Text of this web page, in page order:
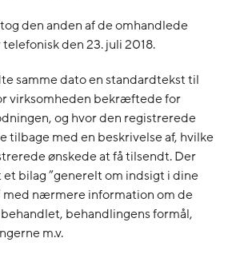
den anden af de omhandlede
den 23. juli 2018.
samme dato en standardtekst til
virksomheden bekræftede for
og hvor den registrerede
tilbage med en beskrivelse af, hvilke
ønskede at få tilsendt. Der
bilag ”generelt om indsigt i dine
med nærmere information om de
behandlingens formål,
m.v.